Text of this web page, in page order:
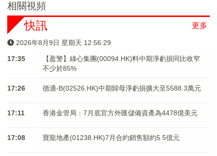
相關視頻
更多
快訊
2026年8月9日 星期天 12:56:29
17:35
【盈警】綠心集團(00094.HK)料中期淨虧損同比收窄
不少於85%
17:26 德適-B(02526.HK)中期歸母淨虧損擴大至5588.3萬元
17:11 香港金管局：7月底官方外匯儲備資產為4478億美元
17:08 寶龍地產(01238.HK)7月合約銷售額約5.5億元